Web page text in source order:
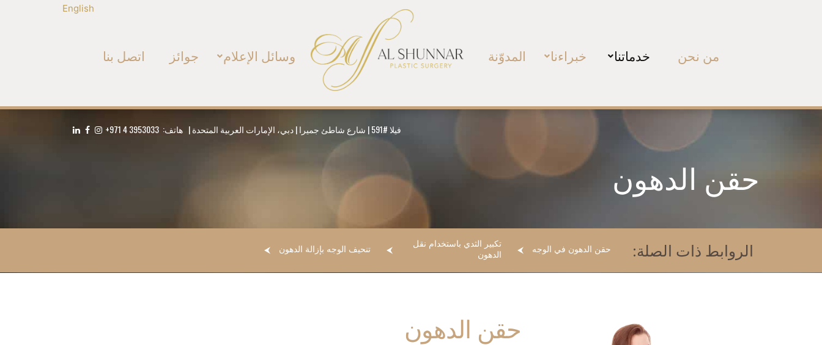
English
من نحن خدماتنا خبراءنا المدوّنة وسائل الإعلام جوائز اتصل بنا
+971 4 3953033 فيلا #591 | شارع شاطئ جميرا | دبي، الإمارات العربية المتحدة | هاتف:
حقن الدهون
الروابط ذات الصلة: حقن الدهون في الوجه
تكبير الثدي باستخدام نقل
الدهون
تنحيف الوجه بإزالة الدهون
حقن الدهون